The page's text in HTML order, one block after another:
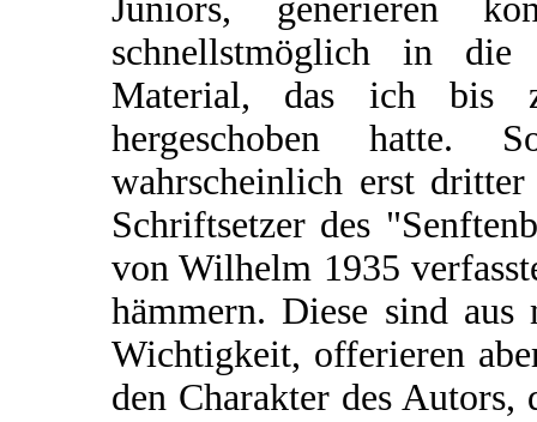
Juniors, generieren
schnellstmöglich in
Material, das ich bis
hergeschoben
wahrscheinlich erst
Schriftsetzer des
von Wilhelm 1935
hämmern. Diese sind aus
Wichtigkeit, offerieren
den Charakter des